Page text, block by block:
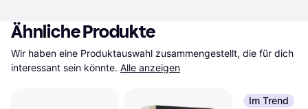
Ähnliche Produkte
Wir haben eine Produktauswahl zusammengestellt, die für dich
interessant sein könnte. Alle anzeigen
Im Trend